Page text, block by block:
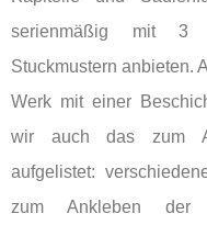
serienmäßig mit 3
Stuckmustern anbieten.
Werk mit einer
wir auch das zum
aufgelistet:
zum Ankleben der